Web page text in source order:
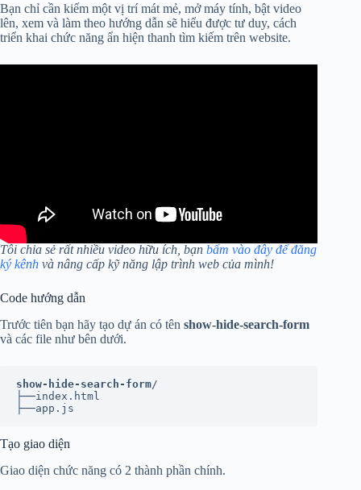
Bạn chỉ cần kiếm một vị trí mát mẻ, mở máy tính, bật video
lên, xem và làm theo hướng dẫn sẽ hiểu được tư duy, cách
triển khai chức năng ẩn hiện thanh tìm kiếm trên website.
Tôi chia sẻ rất nhiều video hữu ích, bạn bấm vào đây để đăng
ký kênh và nâng cấp kỹ năng lập trình web của mình!
Code hướng dẫn
Trước tiên bạn hãy tạo dự án có tên show-hide-search-form
và các file như bên dưới.
show-hide-search-form/
├──index.html
├──app.js
Tạo giao diện
Giao diện chức năng có 2 thành phần chính.